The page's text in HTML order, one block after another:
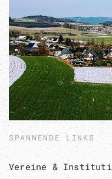
SPANNENDE LINKS
Vereine &